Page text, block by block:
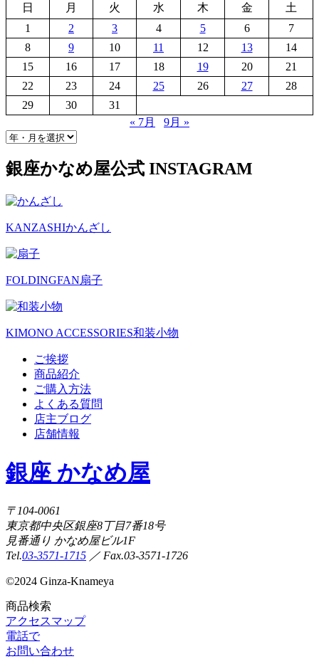
日
月 火 水 木 金
土
1
2 3 4 5 6
7
8
9 10 11 12 13
14
15
16 17 18 19 20
21
22
23 24 25 26 27
28
29
30
31
« 7月
9月 »
銀座かなめ屋公式 INSTAGRAM
KANZASHIかんざし
FOLDINGFAN扇子
KIMONO ACCESSORIES和装小物
ご挨拶
商品紹介
ご購入方法
よくある質問
店主ブログ
店舗情報
銀座 かなめ屋
〒104-0061
東京都中央区銀座8丁目7番18号
見番通り かなめ屋ビル1F
Tel.03-3571-1715 ／ Fax.03-3571-1726
©2024 Ginza-Knameya
商品検索
アクセスマップ
電話で
お問い合わせ